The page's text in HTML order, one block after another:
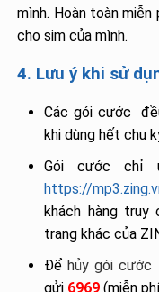
mình. Hoàn toàn miễn
cho sim của mình.
4. Lưu ý khi sử
Các gói cước
khi dùng hết chu
Gói cước chỉ
https://
khách hàng truy
trang khác của
Đểhủy gói cước
gửi 6969 (miễn